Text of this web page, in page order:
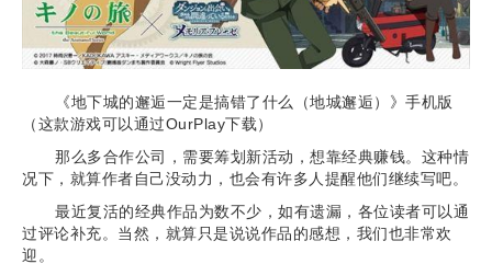
《地下城的邂逅一定是搞错了什么（地城邂逅）》手机版
（这款游戏可以通过OurPlay下载）
那么多合作公司，需要筹划新活动，想靠经典赚钱。这种情
况下，就算作者自己没动力，也会有许多人提醒他们继续写吧。
最近复活的经典作品为数不少，如有遗漏，各位读者可以通
过评论补充。当然，就算只是说说作品的感想，我们也非常欢
迎。